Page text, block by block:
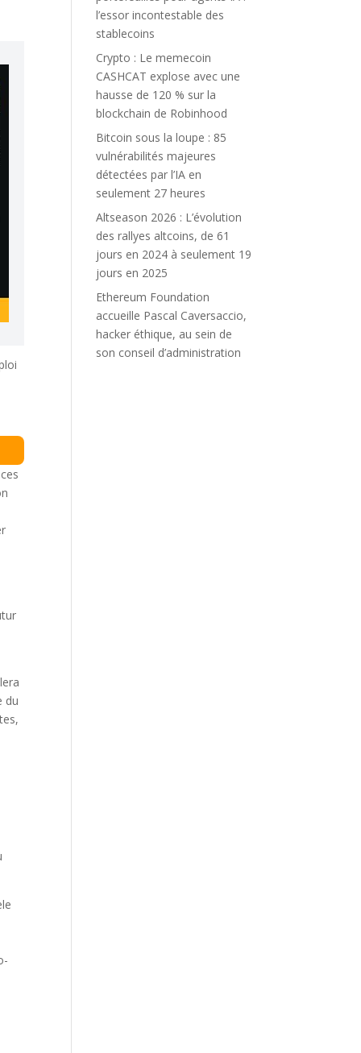
à
du
l’essor incontestable des
stablecoins
Crypto : Le memecoin
CASHCAT explose avec une
hausse de 120 % sur la
blockchain de Robinhood
Bitcoin sous la loupe : 85
vulnérabilités majeures
détectées par l’IA en
seulement 27 heures
Altseason 2026 : L’évolution
des rallyes altcoins, de 61
jours en 2024 à seulement 19
jours en 2025
Ethereum Foundation
accueille Pascal Caversaccio,
hacker éthique, au sein de
son conseil d’administration